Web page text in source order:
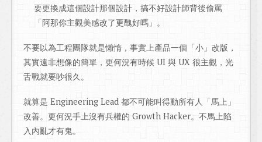
要更換成這個設計那個設計，搞不好設計師背後偷罵
「阿那你主觀美感改了更醜好嗎」。
不要以為工程團隊就是懶惰，事實上產品一個「小」改版，
其實遠非想像的簡單，更何況有時候 UI 與 UX 很主觀，光
舌戰就要吵很久。
就算是 Engineering Lead 都不可能叫得動所有人「馬上」
改善。更何況手上沒有兵權的 Growth Hacker。不馬上陷
入內亂才有鬼。